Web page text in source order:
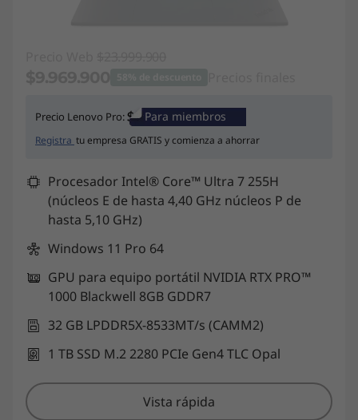
Ahorros instantáneos :-$14.030.000
Precio Lenovo Pro: Para miembros
Registra tu empresa GRATIS y comienza a ahorrar
Procesador Intel® Core™ Ultra 7 255H
(núcleos E de hasta 4,40 GHz núcleos P de
hasta 5,10 GHz)
Windows 11 Pro 64
GPU para equipo portátil NVIDIA RTX PRO™
1000 Blackwell 8GB GDDR7
32 GB LPDDR5X-8533MT/s (CAMM2)
1 TB SSD M.2 2280 PCIe Gen4 TLC Opal
Vista rápida